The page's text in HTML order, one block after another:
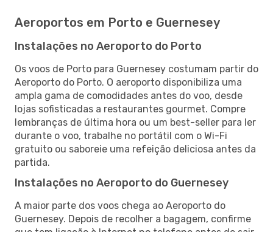
Aeroportos em Porto e Guernesey
Instalações no Aeroporto do Porto
Os voos de Porto para Guernesey costumam partir do
Aeroporto do Porto. O aeroporto disponibiliza uma
ampla gama de comodidades antes do voo, desde
lojas sofisticadas a restaurantes gourmet. Compre
lembranças de última hora ou um best-seller para ler
durante o voo, trabalhe no portátil com o Wi-Fi
gratuito ou saboreie uma refeição deliciosa antes da
partida.
Instalações no Aeroporto do Guernesey
A maior parte dos voos chega ao Aeroporto do
Guernesey. Depois de recolher a bagagem, confirme